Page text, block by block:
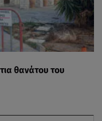
θανάτου του